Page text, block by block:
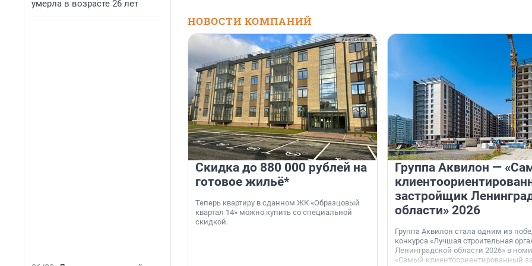
умерла в возрасте 26 лет
НОВОСТИ КОМПАНИЙ
Скидка до 880 000 рублей на
готовое жильё*
Теперь квартиру в сданном ЖК «Образцовый
квартал 14» можно купить со специальной
скидкой.
Группа Аквилон —
застройщик
области» 2026
Группа Аквилон стала одним из
конкурса «Лучшая строительная
Ленинградской области 2026» в
«Самый клиентоориентированный